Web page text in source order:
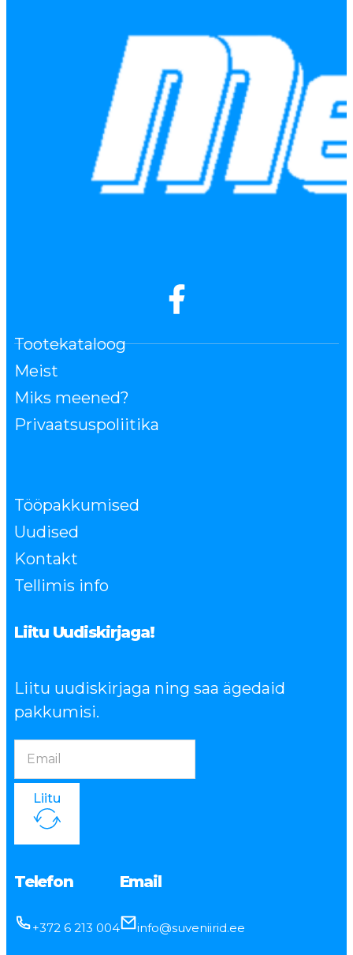
Tootekataloog
Meist
Miks meened?
Privaatsuspoliitika
Tööpakkumised
Uudised
Kontakt
Tellimis info
Liitu Uudiskirjaga!
Liitu uudiskirjaga ning saa ägedaid
pakkumisi.
Liitu
Telefon
+372 6 213 004
Email
info@suveniirid.ee